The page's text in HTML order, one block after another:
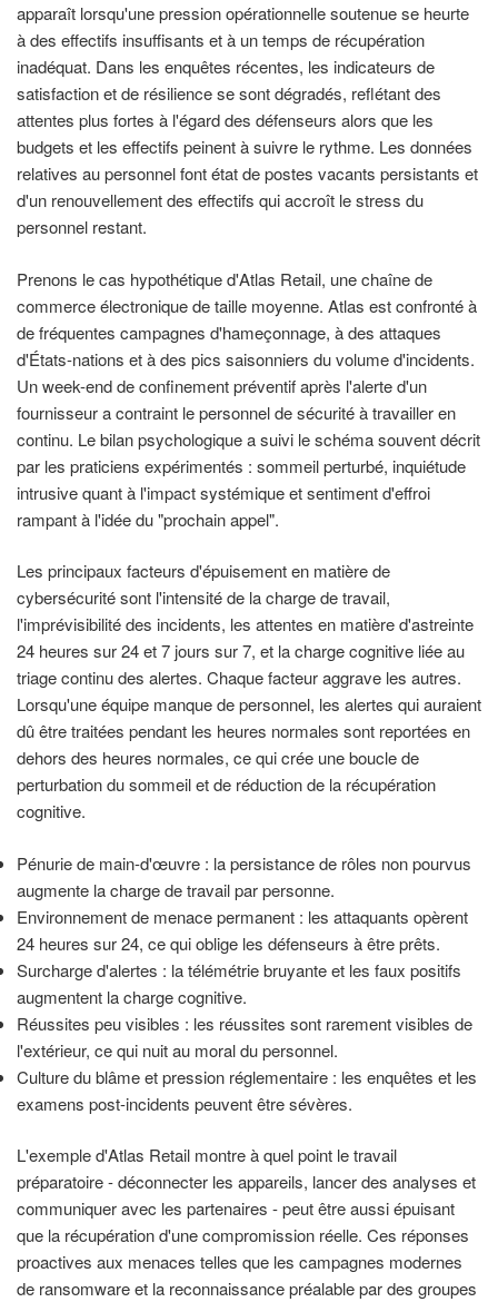
apparaît lorsqu'une pression opérationnelle soutenue se heurte
à des effectifs insuffisants et à un temps de récupération
inadéquat. Dans les enquêtes récentes, les indicateurs de
satisfaction et de résilience se sont dégradés, reflétant des
attentes plus fortes à l'égard des défenseurs alors que les
budgets et les effectifs peinent à suivre le rythme. Les données
relatives au personnel font état de postes vacants persistants et
d'un renouvellement des effectifs qui accroît le stress du
personnel restant.
Prenons le cas hypothétique d'Atlas Retail, une chaîne de
commerce électronique de taille moyenne. Atlas est confronté à
de fréquentes campagnes d'hameçonnage, à des attaques
d'États-nations et à des pics saisonniers du volume d'incidents.
Un week-end de confinement préventif après l'alerte d'un
fournisseur a contraint le personnel de sécurité à travailler en
continu. Le bilan psychologique a suivi le schéma souvent décrit
par les praticiens expérimentés : sommeil perturbé, inquiétude
intrusive quant à l'impact systémique et sentiment d'effroi
rampant à l'idée du "prochain appel".
Les principaux facteurs d'épuisement en matière de
cybersécurité sont l'intensité de la charge de travail,
l'imprévisibilité des incidents, les attentes en matière d'astreinte
24 heures sur 24 et 7 jours sur 7, et la charge cognitive liée au
triage continu des alertes. Chaque facteur aggrave les autres.
Lorsqu'une équipe manque de personnel, les alertes qui auraient
dû être traitées pendant les heures normales sont reportées en
dehors des heures normales, ce qui crée une boucle de
perturbation du sommeil et de réduction de la récupération
cognitive.
Pénurie de main-d'œuvre : la persistance de rôles non pourvus
augmente la charge de travail par personne.
Environnement de menace permanent : les attaquants opèrent
24 heures sur 24, ce qui oblige les défenseurs à être prêts.
Surcharge d'alertes : la télémétrie bruyante et les faux positifs
augmentent la charge cognitive.
Réussites peu visibles : les réussites sont rarement visibles de
l'extérieur, ce qui nuit au moral du personnel.
Culture du blâme et pression réglementaire : les enquêtes et les
examens post-incidents peuvent être sévères.
L'exemple d'Atlas Retail montre à quel point le travail
préparatoire - déconnecter les appareils, lancer des analyses et
communiquer avec les partenaires - peut être aussi épuisant
que la récupération d'une compromission réelle. Ces réponses
proactives aux menaces telles que les campagnes modernes
de ransomware et la reconnaissance préalable par des groupes